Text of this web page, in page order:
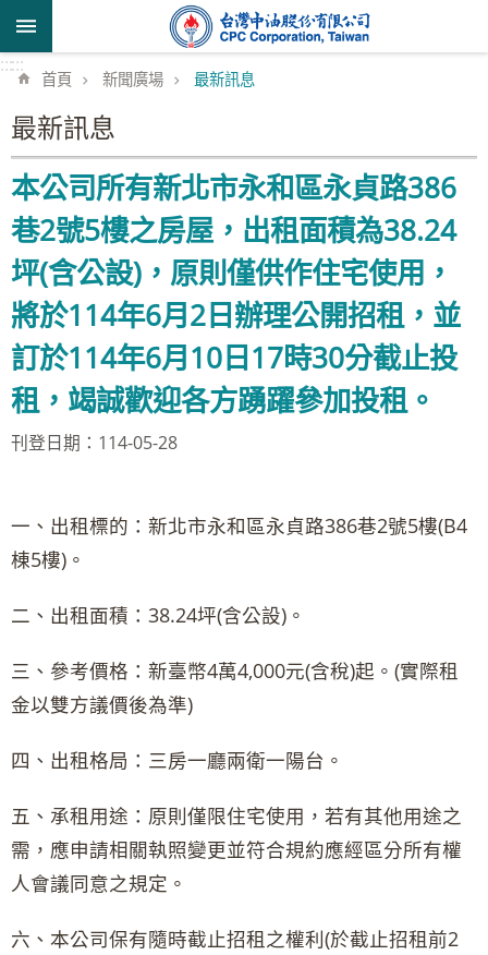
跳到主要內容區塊
::::::
首頁 新聞廣場 最新訊息
最新訊息
本公司所有新北市永和區永貞路386
巷2號5樓之房屋，出租面積為38.24
坪(含公設)，原則僅供作住宅使用，
將於114年6月2日辦理公開招租，並
訂於114年6月10日17時30分截止投
租，竭誠歡迎各方踴躍參加投租。
刊登日期：114-05-28
一、出租標的：新北市永和區永貞路386巷2號5樓(B4
棟5樓)。
二、出租面積：38.24坪(含公設)。
三、參考價格：新臺幣4萬4,000元(含稅)起。(實際租
金以雙方議價後為準)
四、出租格局：三房一廳兩衛一陽台。
五、承租用途：原則僅限住宅使用，若有其他用途之
需，應申請相關執照變更並符合規約應經區分所有權
人會議同意之規定。
六、本公司保有隨時截止招租之權利(於截止招租前2